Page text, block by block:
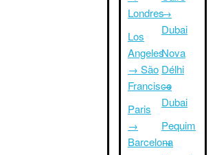
Londres
Los
Angeles
→ São
Francisco
Paris
→
Barcelona
→
Dubai
Nova
Délhi
→
Dubai
Pequim
→